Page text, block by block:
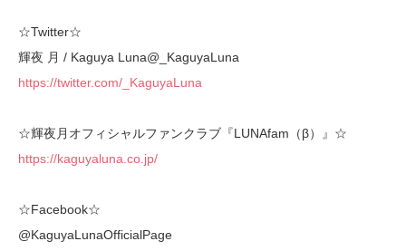
☆Twitter☆
輝夜 月 / Kaguya Luna@_KaguyaLuna
https://twitter.com/_KaguyaLuna
☆輝夜月オフィシャルファンクラブ『LUNAfam（β）』☆
https://kaguyaluna.co.jp/
☆Facebook☆
@KaguyaLunaOfficialPage